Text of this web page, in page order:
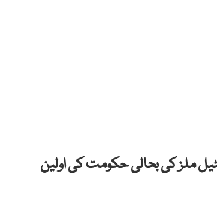
ملز کی بحالی حکومت کی اولین